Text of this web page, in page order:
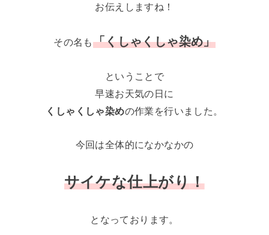
お伝えしますね！
その名も「くしゃくしゃ染め」
ということで
早速お天気の日に
くしゃくしゃ染めの作業を行いました。
今回は全体的になかなかの
サイケな仕上がり！
となっております。